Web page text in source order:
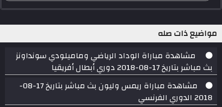
مواضيع ذات صله
مشاهدة مباراة الوداد الرياضي وماميلودي سونداونز
بث مباشر بتاريخ 17-08-2018 دوري أبطال أفريقيا
مشاهدة مباراة ريمس وليون بث مباشر بتاريخ 17-08-
2018 الدوري الفرنسي